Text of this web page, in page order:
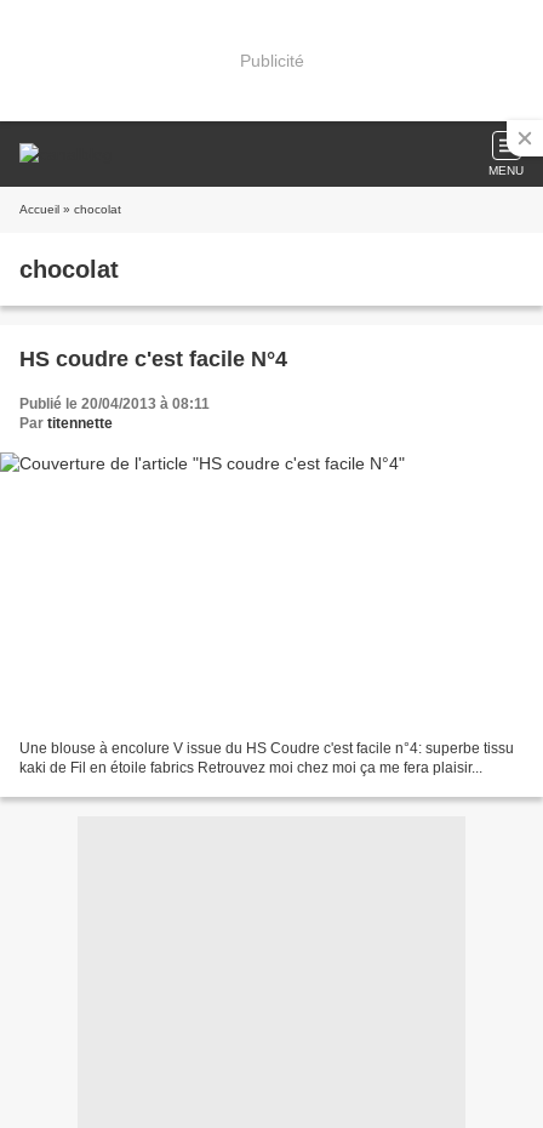
Publicité
MENU
Accueil » chocolat
chocolat
HS coudre c'est facile N°4
Publié le 20/04/2013 à 08:11
Par titennette
Une blouse à encolure V issue du HS Coudre c'est facile n°4: superbe tissu
kaki de Fil en étoile fabrics Retrouvez moi chez moi ça me fera plaisir...